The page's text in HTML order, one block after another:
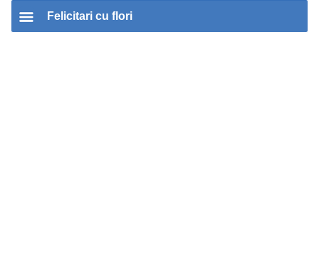
Felicitari cu flori